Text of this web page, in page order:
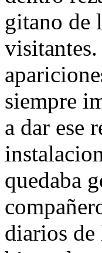
gitano de
siempre
a dar ese
quedaba
diarios de